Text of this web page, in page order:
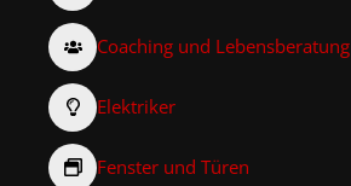
Coaching und Lebensberatung
Elektriker
Fenster und Türen